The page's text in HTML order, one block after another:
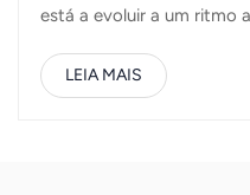
está a evoluir a um ritmo
comuns não só na
aquacultura e no cultivo
LEIA MAIS